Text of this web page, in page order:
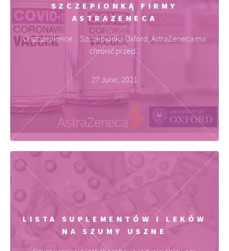
SZCZEPIONKĄ FIRMY
ASTRAZENECA
O szczepionce ... Szczepionka Oxford, AstraZeneca ma
chronić przed...
27 June, 2021
LISTA SUPLEMENTÓW I LEKÓW
NA SZUMY USZNE